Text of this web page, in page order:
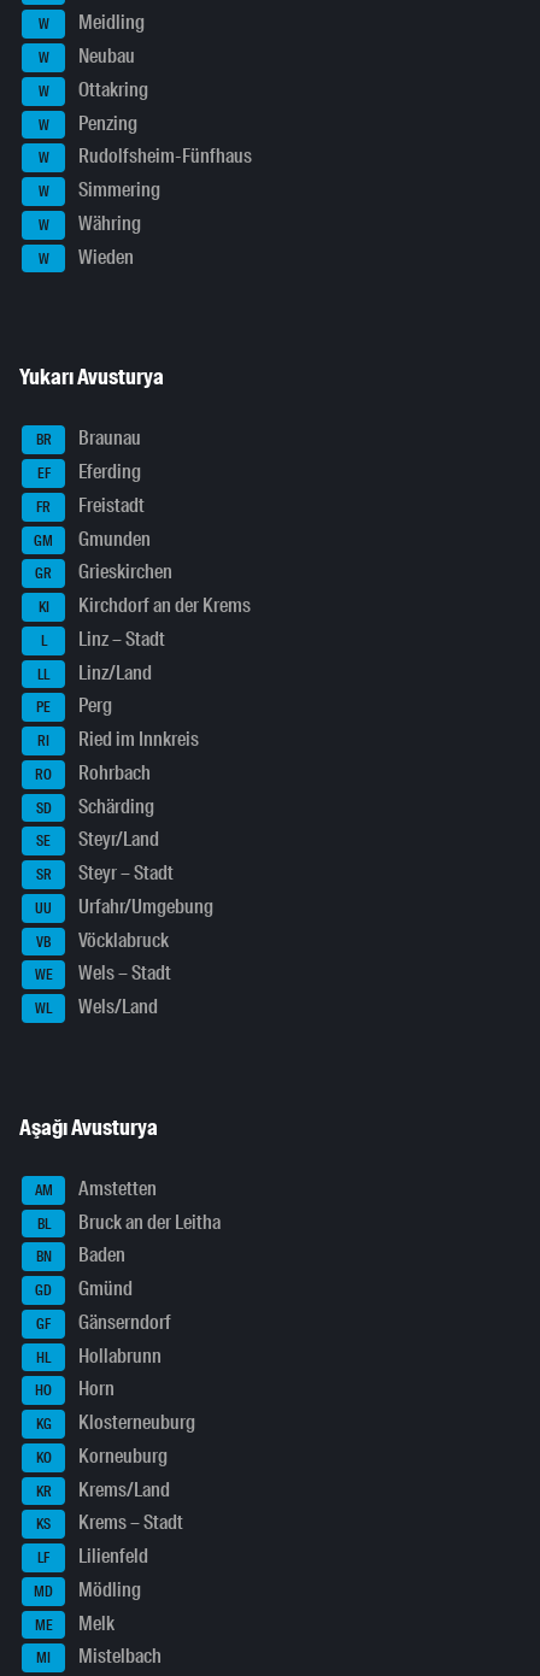
W Meidling
W Neubau
W Ottakring
W Penzing
W Rudolfsheim-Fünfhaus
W Simmering
W Währing
W Wieden
Yukarı Avusturya
BR Braunau
EF Eferding
FR Freistadt
GM Gmunden
GR Grieskirchen
KI Kirchdorf an der Krems
L Linz – Stadt
LL Linz/Land
PE Perg
RI Ried im Innkreis
RO Rohrbach
SD Schärding
SE Steyr/Land
SR Steyr – Stadt
UU Urfahr/Umgebung
VB Vöcklabruck
WE Wels – Stadt
WL Wels/Land
Aşağı Avusturya
AM Amstetten
BL Bruck an der Leitha
BN Baden
GD Gmünd
GF Gänserndorf
HL Hollabrunn
HO Horn
KG Klosterneuburg
KO Korneuburg
KR Krems/Land
KS Krems – Stadt
LF Lilienfeld
MD Mödling
ME Melk
MI Mistelbach